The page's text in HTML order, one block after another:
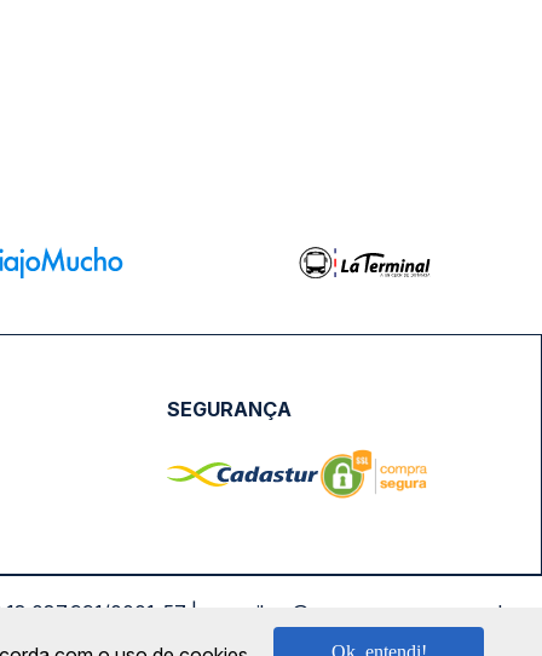
SEGURANÇA
0001-57 | saconibus@queropassagem.com.br